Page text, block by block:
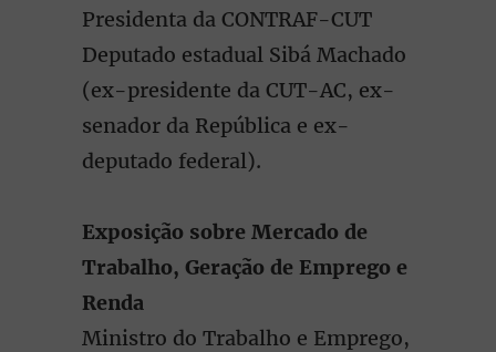
Presidenta da CONTRAF-CUT
Deputado estadual Sibá Machado
(ex-presidente da CUT-AC, ex-
senador da República e ex-
deputado federal).
Exposição sobre Mercado de
Trabalho, Geração de Emprego e
Renda
Ministro do Trabalho e Emprego,